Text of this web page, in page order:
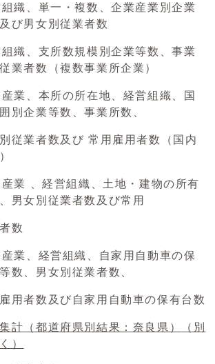
単一・複数、企業産業別企業
び男女別従業者数
支所数規模別企業等数、事業
業者数（複数事業所企業）
本所の所在地、経営組織、国
別企業等数、事業所数、
数及び 常用雇用者数（国内
経営組織、土地・建物の所有
男女別従業者数及び常用
経営組織、自家用自動車の保
数、男女別従業者数、
及び自家用自動車の保有台数
計（都道府県別結果：奈良県）
（別
）